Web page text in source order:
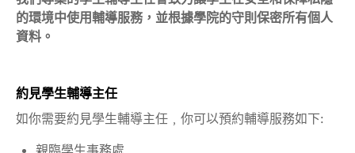
的環境中使用輔導服務，並根據學院的守則保密所有個人
資料。
約見學生輔導主任
如你需要約見學生輔導主任﹐你可以預約輔導服務如下:
親臨學生事務處